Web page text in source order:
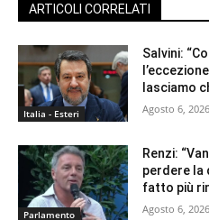
ARTICOLI CORRELATI
Italia - Esteri
Salvini:
lasciamo
Agosto 6, 2026
Parlamento
Renzi:
perdere la
fatto più
Agosto 6, 2026